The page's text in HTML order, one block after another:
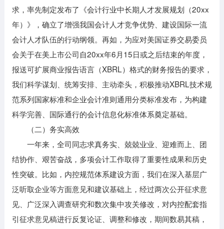
求，率先制定发布了《会计行业中长期人才发展规划（20xx
年）》，确立了增强我国会计人才竞争优势、建设国际一流
会计人才队伍的行动纲领。再如，为应对美国证券交易委员
会关于在美上市公司自20xx年6月15日或之后结束的年度，
报送可扩展商业报告语言（XBRL）格式的财务报告的要求，
我们科学谋划、统筹安排、主动牵头，积极推动XBRL技术规
范系列国家标准和企业会计准则通用分类标准发布，为构建
科学完善、国际通行的会计信息化标准体系奠定基础。
（二）务实高效
一年来，全司同志求真务实、兢兢业业、迎难而上、团
结协作、艰苦奋战，多项会计工作取得了重要性成果和历史
性突破。比如，内控规范体系建设方面，我们在深入基层广
泛听取企业等方面意见和建议基础上，经过两次公开征求意
见、广泛深入调查研究和数次集中攻关修改，对内控配套指
引征求意见稿进行反复论证、调整和修改，期间数易其稿，